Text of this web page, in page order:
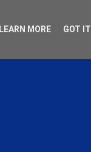
LEARN MORE GOT IT